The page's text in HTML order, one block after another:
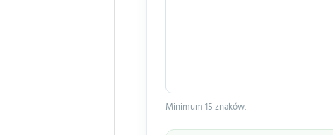
Minimum 15 znaków.